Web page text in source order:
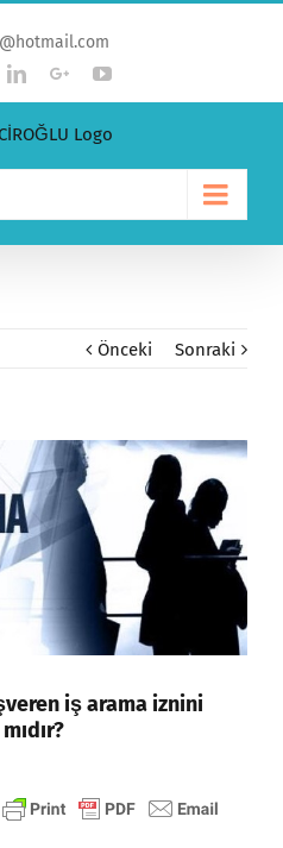
LinkedinGoogle+YouTube
Önceki Sonraki
iş arama iznini